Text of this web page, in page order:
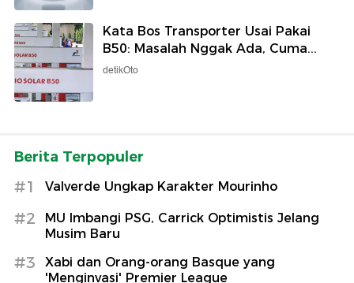
Kata Bos Transporter Usai Pakai
B50: Masalah Nggak Ada, Cuma...
detikOto
Berita Terpopuler
#1 Valverde Ungkap Karakter Mourinho
#2
MU Imbangi PSG, Carrick Optimistis Jelang
Musim Baru
#3
Xabi dan Orang-orang Basque yang
'Menginvasi' Premier League